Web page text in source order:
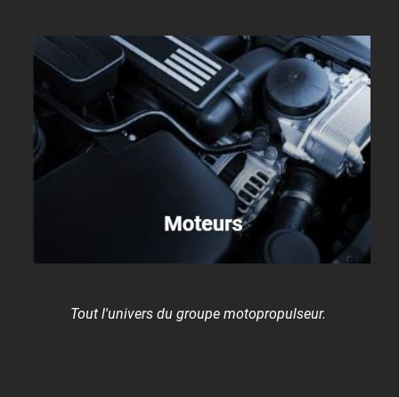
Tout l'univers du groupe motopropulseur.